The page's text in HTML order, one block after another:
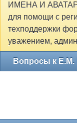
ИМЕНА И
для помощи с
техподдержки
уважением,
Вопросы к Е.М.